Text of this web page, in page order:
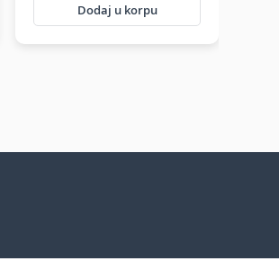
Dodaj u korpu